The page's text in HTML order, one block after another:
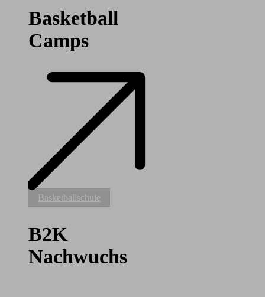
Basketball
Camps
B2K
Nachwuchs
Basketballschule
B2K
Nachwuchs